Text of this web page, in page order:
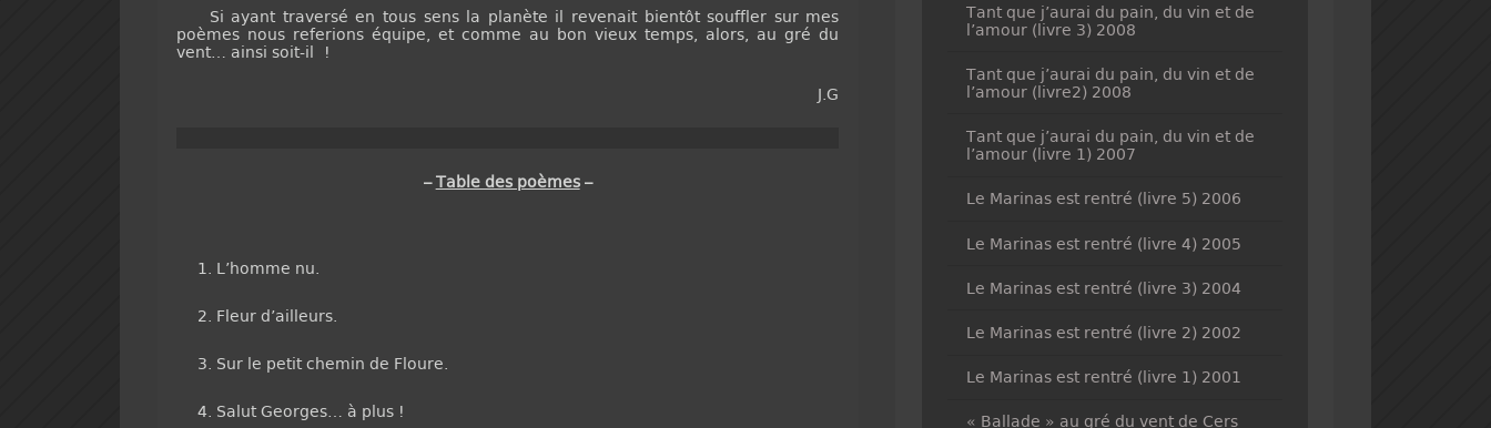
Si ayant traversé en tous sens la planète il revenait bientôt souffler sur mes
poèmes nous referions équipe, et comme au bon vieux temps, alors, au gré du
vent… ainsi soit-il !
J.G
–Table des poèmes–
L’homme nu.
Fleur d’ailleurs.
Sur le petit chemin de Floure.
Salut Georges… à plus !
Tant que j’aurai du pain, du vin et de
l’amour (livre 3) 2008
Tant que j’aurai du pain, du vin et de
l’amour (livre2) 2008
Tant que j’aurai du pain, du vin et de
l’amour (livre 1) 2007
Le Marinas est rentré (livre 5) 2006
Le Marinas est rentré (livre 4) 2005
Le Marinas est rentré (livre 3) 2004
Le Marinas est rentré (livre 2) 2002
Le Marinas est rentré (livre 1) 2001
« Ballade » au gré du vent de Cers